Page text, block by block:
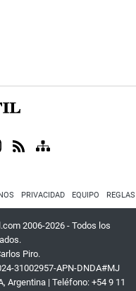
PRIVACIDAD EQUIPO
2006-2026 - Todos los
Piro.
31002957-APN-DNDA#MJ
Argentina | Teléfono: +54 9 11